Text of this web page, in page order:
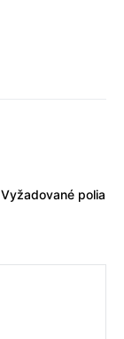
Vyžadované polia